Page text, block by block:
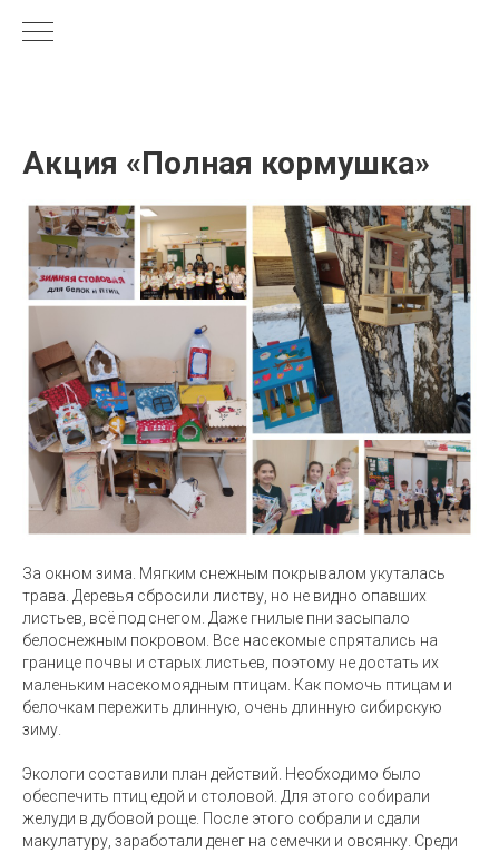
Акция «Полная кормушка»
За окном зима. Мягким снежным покрывалом укуталась
трава. Деревья сбросили листву, но не видно опавших
листьев, всё под снегом. Даже гнилые пни засыпало
белоснежным покровом. Все насекомые спрятались на
границе почвы и старых листьев, поэтому не достать их
маленьким насекомоядным птицам. Как помочь птицам и
белочкам пережить длинную, очень длинную сибирскую
зиму.
Экологи составили план действий. Необходимо было
обеспечить птиц едой и столовой. Для этого собирали
желуди в дубовой роще. После этого собрали и сдали
макулатуру, заработали денег на семечки и овсянку. Среди